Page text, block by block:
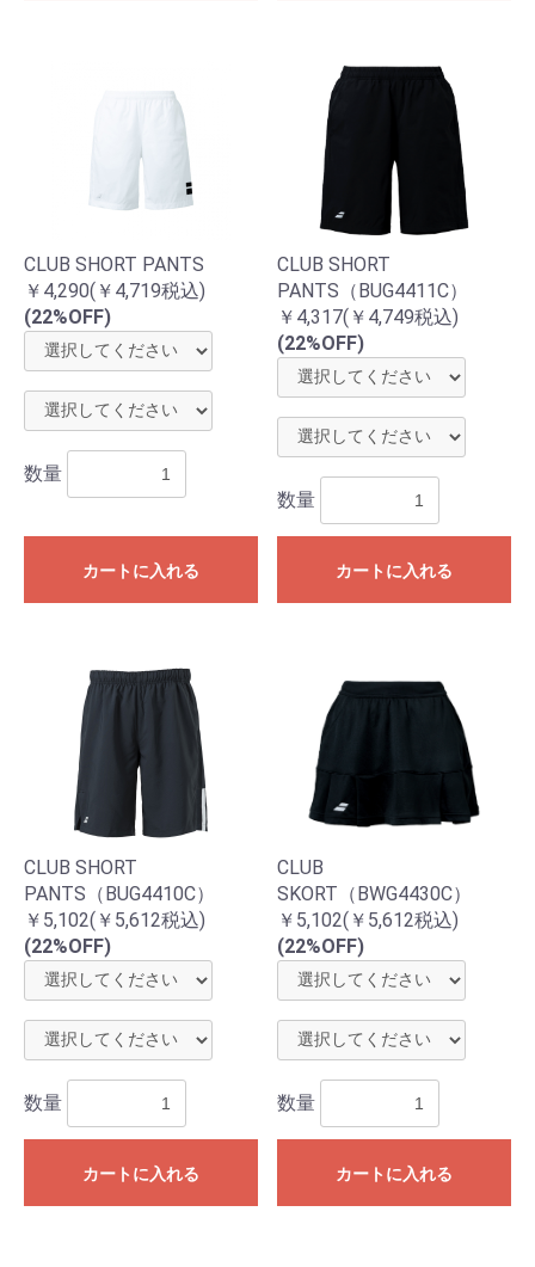
CLUB SHORT PANTS
￥4,290(￥4,719税込)
(22%OFF)
数量
カートに入れる
CLUB SHORT
PANTS（BUG4411C）
￥4,317(￥4,749税込)
(22%OFF)
数量
カートに入れる
CLUB SHORT
PANTS（BUG4410C）
￥5,102(￥5,612税込)
(22%OFF)
数量
カートに入れる
CLUB
SKORT（BWG4430C）
￥5,102(￥5,612税込)
(22%OFF)
数量
カートに入れる